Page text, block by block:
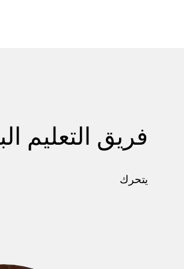
فريق التعليم
يتحرك